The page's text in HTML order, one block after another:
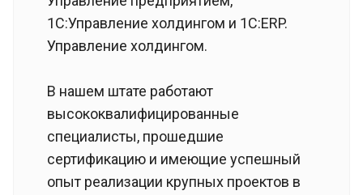
1С:Управление холдингом и 1С:ERP.
Управление холдингом.
В нашем штате работают
высококвалифицированные
специалисты, прошедшие
сертификацию и имеющие успешный
опыт реализации крупных проектов в